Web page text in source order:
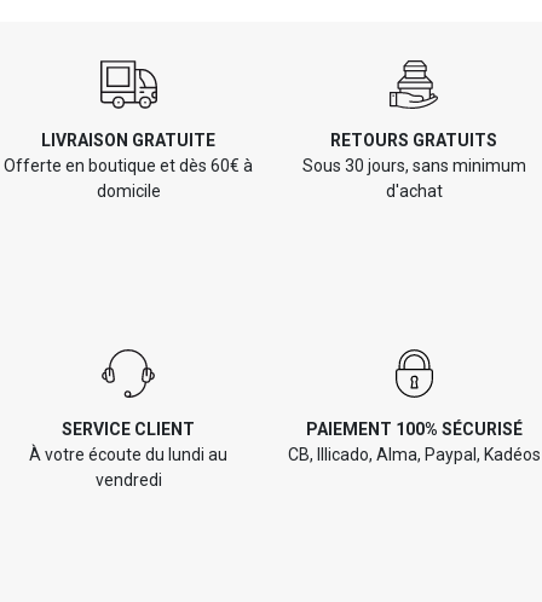
LIVRAISON GRATUITE
Offerte en boutique et dès 60€ à
domicile
RETOURS GRATUITS
Sous 30 jours, sans minimum
d'achat
SERVICE CLIENT
À votre écoute du lundi au
vendredi
PAIEMENT 100% SÉCURISÉ
CB, Illicado, Alma, Paypal, Kadéos